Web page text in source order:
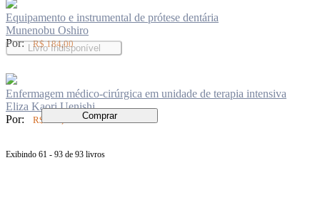
Equipamento e instrumental de prótese dentária
Munenobu Oshiro
Por:
R$ 184,00
Livro Indisponível
Enfermagem médico-cirúrgica em unidade de terapia intensiva
Eliza Kaori Uenishi
Por:
R$ 149,00 Comprar
Exibindo 61 - 93 de 93 livros